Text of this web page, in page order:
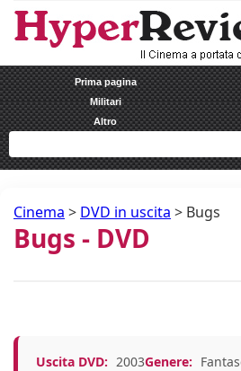
Prima pagina
Militari
Altro
Cinema > DVD in uscita > Bugs
Bugs - DVD
Uscita DVD: 2003Genere: